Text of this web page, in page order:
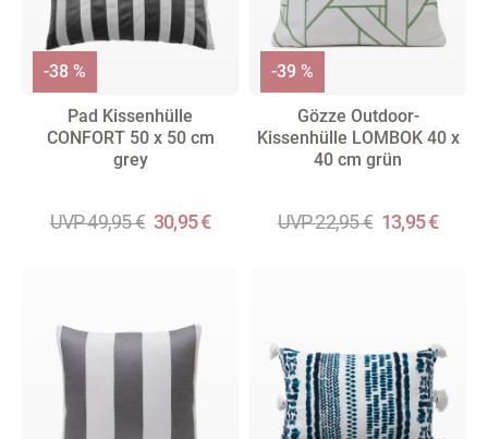
Pad Kissenhülle
CONFORT 50 x 50 cm
grey
UVP 49,95 € 30,95 €
-38 %
Gözze Outdoor-
Kissenhülle LOMBOK 40 x
40 cm grün
UVP 22,95 € 13,95 €
-39 %